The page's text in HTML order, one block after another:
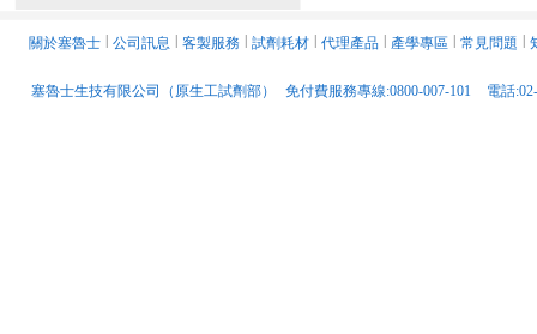
關於塞魯士 公司訊息 客製服務 試劑耗材 代理產品 產學專區 常見問題
塞魯士生技有限公司（原生工試劑部） 免付費服務專線:0800-007-101 電話